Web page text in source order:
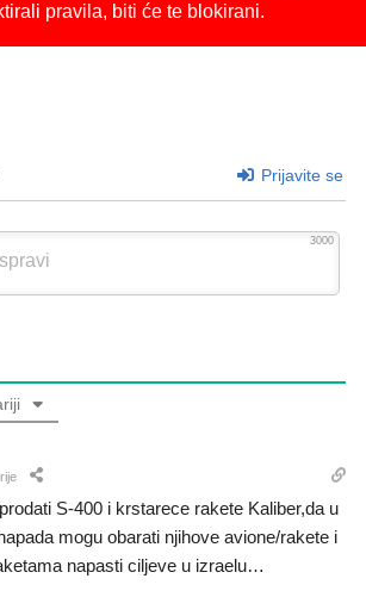
pravila, biti će te blokirani.
Prijavite se
3000
S-400 i krstarece rakete Kaliber,da u
mogu obarati njihove avione/rakete i
napasti ciljeve u izraelu…